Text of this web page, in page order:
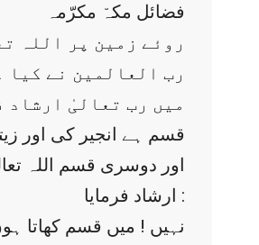
فضائل مکہّ مکرّمہ
روئے زمین پر اللہ
رب العالمین نے
میں رب تعالیٰ ارشاد
’’ قسم ہے انجیر کی اور
اور دوسری قسم اللہ
ارشاد فرمایا :
نہیں ! میں قسم کھاتا